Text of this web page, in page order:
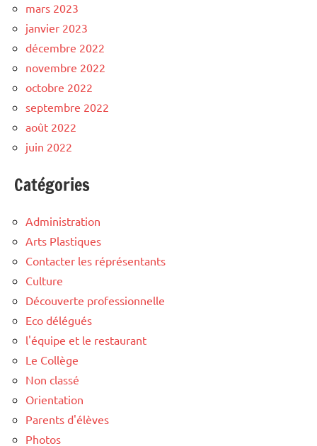
mars 2023
janvier 2023
décembre 2022
novembre 2022
octobre 2022
septembre 2022
août 2022
juin 2022
Catégories
Administration
Arts Plastiques
Contacter les réprésentants
Culture
Découverte professionnelle
Eco délégués
l'équipe et le restaurant
Le Collège
Non classé
Orientation
Parents d'élèves
Photos